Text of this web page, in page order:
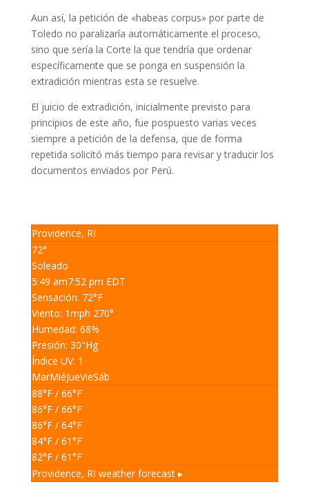
Aun así, la petición de «habeas corpus» por parte de
Toledo no paralizaría automáticamente el proceso,
sino que sería la Corte la que tendría que ordenar
específicamente que se ponga en suspensión la
extradición mientras esta se resuelve.
El juicio de extradición, inicialmente previsto para
principios de este año, fue pospuesto varias veces
siempre a petición de la defensa, que de forma
repetida solicitó más tiempo para revisar y traducir los
documentos enviados por Perú.
Providence, RI
72°
Soleado
5:49 am7:52 pm EDT
Sensación: 72°F
Viento: 1mph 270°
Humedad: 68%
Presión: 30"Hg
Índice UV: 1
MarMiéJueVieSáb
88°F/ 66°F
86°F/ 66°F
86°F/ 64°F
84°F/ 61°F
82°F/ 61°F
Providence, RI weather forecast ▸